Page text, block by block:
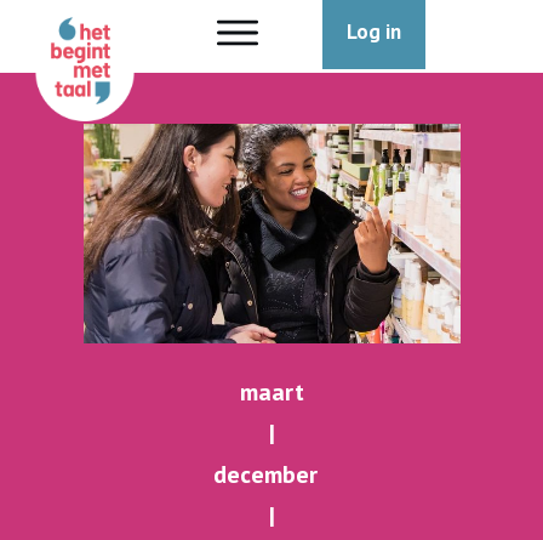
Log in
maart
|
december
|